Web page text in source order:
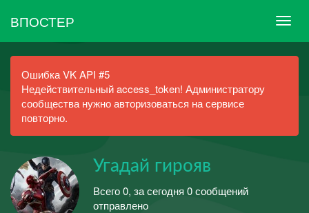
ВПОСТЕР
Ошибка VK API #5
Недействительный access_token! Администратору
сообщества нужно авторизоваться на сервисе
повторно.
Угадай гирояв
Всего 0, за сегодня 0 сообщений
отправлено